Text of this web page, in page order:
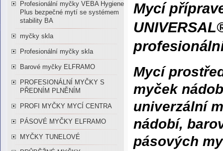
Profesionální myčky VEBA Hygiene
Plus bezpečné mytí se systémem
stability BA
myčky skla
Profesionální myčky skla
Barové myčky ELFRAMO
PROFESIONÁLNÍ MYČKY S
PŘEDNÍM PLNĚNÍM
PROFI MYČKY MYCÍ CENTRA
PÁSOVÉ MYČKY ELFRAMO
MYČKY TUNELOVÉ
Mycí
Mycí
myček
univerzální
nádobí,
pásových